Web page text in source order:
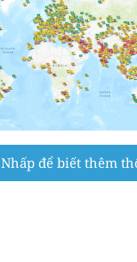
Nhấp để biết thêm